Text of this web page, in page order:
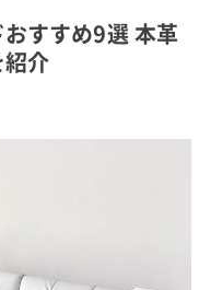
すすめ9選 本革
介